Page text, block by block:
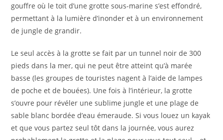
gouffre où le toit d’une grotte sous-marine s’est effondré,
permettant à la lumière d’inonder et à un environnement
de jungle de grandir.
Le seul accès à la grotte se fait par un tunnel noir de 300
pieds dans la mer, qui ne peut être atteint qu’à marée
basse (les groupes de touristes nagent à l’aide de lampes
de poche et de bouées). Une fois à l’intérieur, la grotte
s’ouvre pour révéler une sublime jungle et une plage de
sable blanc bordée d’eau émeraude. Si vous louez un kayak
et que vous partez seul tôt dans la journée, vous aurez